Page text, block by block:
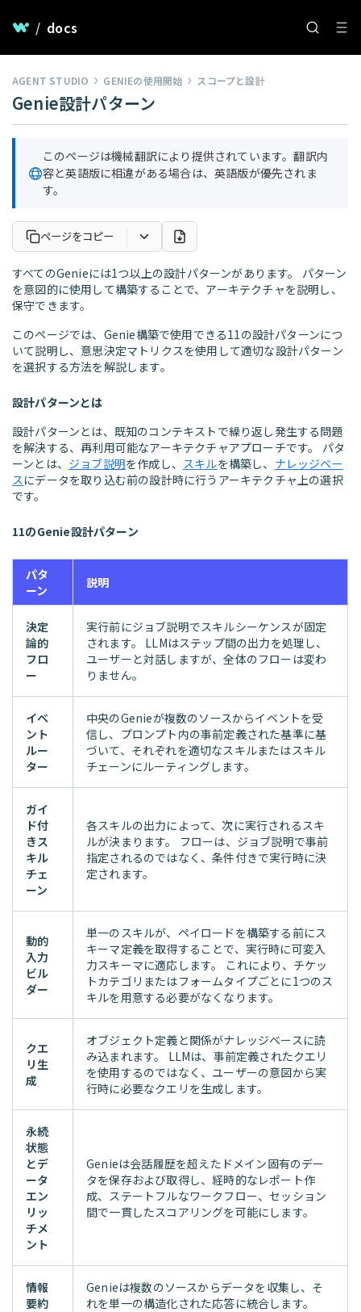
/ docs
AGENT STUDIO GENIEの使用開始 スコープと設計
Genie設計パターン
このページは機械翻訳により提供されています。翻訳内
容と英語版に相違がある場合は、英語版が優先されま
す。
ページをコピー
すべてのGenieには1つ以上の設計パターンがあります。 パターン
を意図的に使用して構築することで、アーキテクチャを説明し、
保守できます。
このページでは、Genie構築で使用できる11の設計パターンにつ
いて説明し、意思決定マトリクスを使用して適切な設計パターン
を選択する方法を解説します。
設計パターンとは
設計パターンとは、既知のコンテキストで繰り返し発生する問題
を解決する、再利用可能なアーキテクチャアプローチです。 パタ
ーンとは、 ジョブ説明を作成し、 スキルを構築し、 ナレッジベー
スにデータを取り込む前の設計時に行うアーキテクチャ上の選択
です。
11のGenie設計パターン
パタ
ーン
説明
決定
論的
フロ
ー
実行前にジョブ説明でスキルシーケンスが固定
されます。 LLMはステップ間の出力を処理し、
ユーザーと対話しますが、全体のフローは変わ
りません。
イベ
ント
ルー
ター
中央のGenieが複数のソースからイベントを受
信し、プロンプト内の事前定義された基準に基
づいて、それぞれを適切なスキルまたはスキル
チェーンにルーティングします。
ガイ
ド付
きス
キル
チェ
ーン
各スキルの出力によって、次に実行されるスキ
ルが決まります。 フローは、ジョブ説明で事前
指定されるのではなく、条件付きで実行時に決
定されます。
動的
入力
ビル
ダー
単一のスキルが、ペイロードを構築する前にス
キーマ定義を取得することで、実行時に可変入
力スキーマに適応します。 これにより、チケッ
トカテゴリまたはフォームタイプごとに1つのス
キルを用意する必要がなくなります。
クエ
リ生
成
オブジェクト定義と関係がナレッジベースに読
み込まれます。 LLMは、事前定義されたクエリ
を使用するのではなく、ユーザーの意図から実
行時に必要なクエリを生成します。
永続
状態
とデ
ータ
エン
リッ
チメ
ント
Genieは会話履歴を超えたドメイン固有のデー
タを保存および取得し、経時的なレポート作
成、ステートフルなワークフロー、セッション
間で一貫したスコアリングを可能にします。
情報
要約
Genieは複数のソースからデータを収集し、そ
れを単一の構造化された応答に統合します。